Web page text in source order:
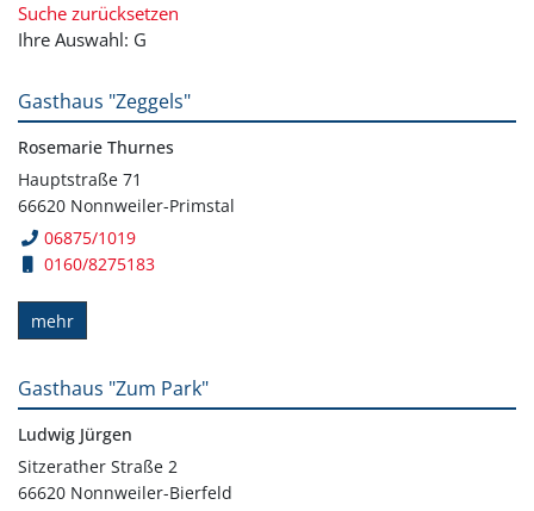
Suche zurücksetzen
Ihre Auswahl: G
Gasthaus "Zeggels"
Rosemarie Thurnes
Hauptstraße 71
66620 Nonnweiler-Primstal
06875/1019
0160/8275183
mehr
Gasthaus "Zum Park"
Ludwig Jürgen
Sitzerather Straße 2
66620 Nonnweiler-Bierfeld